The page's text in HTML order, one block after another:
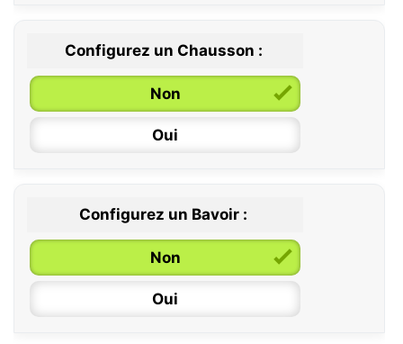
0 / 6 mois
6 / 12 mois
12 / 18 mois
Configurez un Chausson :
Non
Oui
Configurez un Bavoir :
Non
Oui